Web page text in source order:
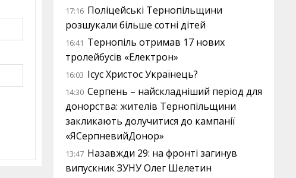
17:16 Поліцейські Тернопільщини
розшукали більше сотні дітей
16:41 Тернопіль отримав 17 нових
тролейбусів «Електрон»
16:03 Ісус Христос Українець?
14:30 Серпень – найскладніший період для
донорства: жителів Тернопільщини
закликають долучитися до кампанії
«ЯСерпневийДонор»
13:47 Назавжди 29: на фронті загинув
випускник ЗУНУ Олег Шелетин